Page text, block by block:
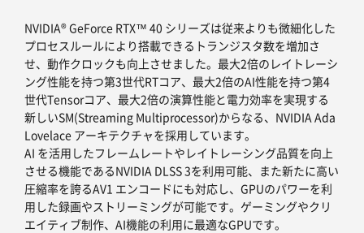
NVIDIA® GeForce RTX™ 40 シリーズは従来よりも微細化した
プロセスルールにより搭載できるトランジスタ数を増加さ
せ、動作クロックも向上させました。最大2倍のレイトレーシ
ング性能を持つ第3世代RTコア、最大2倍のAI性能を持つ第4
世代Tensorコア、最大2倍の演算性能と電力効率を実現する
新しいSM(Streaming Multiprocessor)からなる、NVIDIA Ada
Lovelace アーキテクチャを採用しています。
AI を活用したフレームレートやレイトレーシング品質を向上
させる機能であるNVIDIA DLSS 3を利用可能、また新たに高い
圧縮率を誇るAV1 エンコードにも対応し、GPUのパワーを利
用した録画やストリーミングが可能です。ゲーミングやクリ
エイティブ制作、AI機能の利用に最適なGPUです。